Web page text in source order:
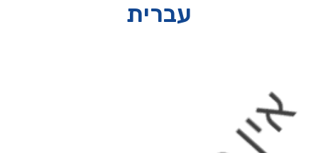
עברית